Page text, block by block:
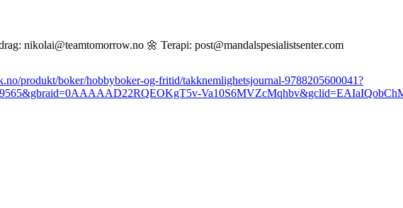
nikolai@teamtomorrow.no 🌼 Terapi: post@mandalspesialistsenter.com
produkt/boker/hobbyboker-og-fritid/takknemlighetsjournal-9788205600041?